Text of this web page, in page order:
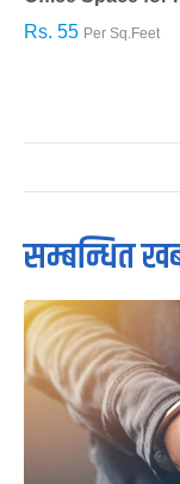
Rs. 55 Per Sq.Feet
सम्बन्धित